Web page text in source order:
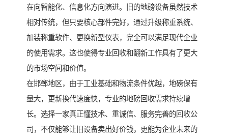
在向智能化、信息化方向演进。旧的地磅设备虽然技术
相对传统，但只要核心部件完好，通过升级称重系统、
加装称重软件、更换新型仪表，完全可以满足现代企业
的使用需求。这也使得专业回收和翻新工作具有了更大
的市场空间和价值。
在邯郸地区，由于工业基础和物流条件优越，地磅保有
量大，更新换代速度快，专业的地磅回收需求持续增
长。选择一家真正懂技术、重诚信、服务完善的回收公
司，不仅能够让旧设备卖出好价钱，更能为企业未来的